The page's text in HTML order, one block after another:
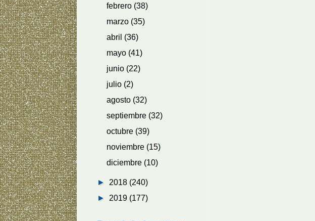
febrero (38)
marzo (35)
abril (36)
mayo (41)
junio (22)
julio (2)
agosto (32)
septiembre (32)
octubre (39)
noviembre (15)
diciembre (10)
► 2018 (240)
► 2019 (177)